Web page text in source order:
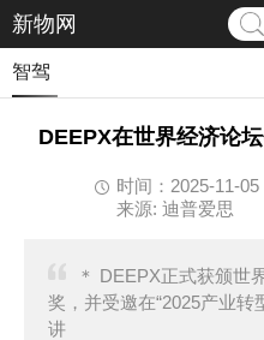
新物网
智驾
DEEPX在世界经济论
时间：2025-11-05
来源: 迪普爱思
＊ DEEPX正式获颁世
奖，并受邀在“2025产业转
讲